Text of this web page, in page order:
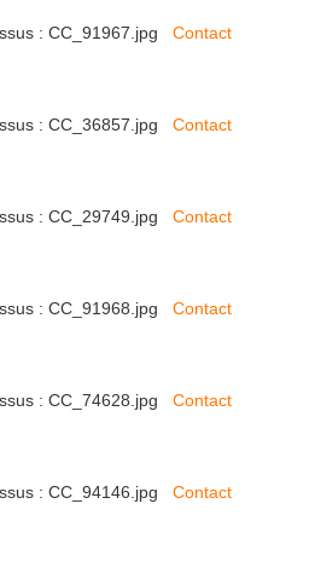
: CC_91967.jpg Contact
: CC_36857.jpg Contact
: CC_29749.jpg Contact
: CC_91968.jpg Contact
: CC_74628.jpg Contact
: CC_94146.jpg Contact